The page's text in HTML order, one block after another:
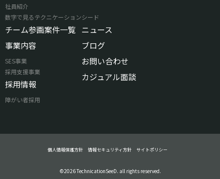
社員紹介
数字で見るテクニケーションシード
チーム参画案件一覧
事業内容
SES事業
採用支援事業
採用情報
障がい者採用
ニュース
ブログ
お問い合わせ
カジュアル面談
©2026 TechnicationSeeD. all rights reserved.
個人情報保護方針 情報セキュリティ方針 サイトポリシー